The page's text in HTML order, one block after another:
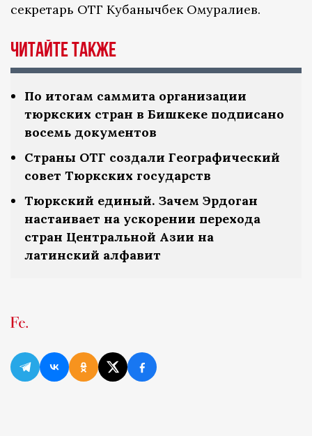
секретарь ОТГ Кубанычбек Омуралиев.
Читайте также
По итогам саммита организации
тюркских стран в Бишкеке подписано
восемь документов
Страны ОТГ создали Географический
совет Тюркских государств
Тюркский единый. Зачем Эрдоган
настаивает на ускорении перехода
стран Центральной Азии на
латинский алфавит